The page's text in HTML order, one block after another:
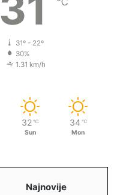
31º - 22º
30%
1.31 km/h
32 ℃
Sun
34 ℃
Mon
Najnovije